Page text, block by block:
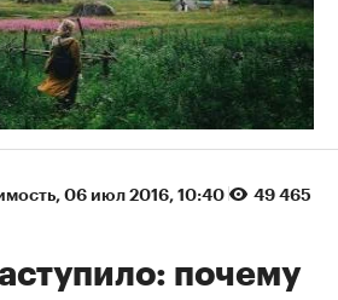
⁠, 06 июл 2016, 10:40 49 465
почему